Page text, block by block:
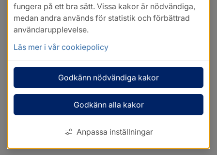
fungera på ett bra sätt. Vissa kakor är nödvändiga,
medan andra används för statistik och förbättrad
användarupplevelse.
Läs mer i vår cookiepolicy
Godkänn nödvändiga kakor
Godkänn alla kakor
Anpassa inställningar